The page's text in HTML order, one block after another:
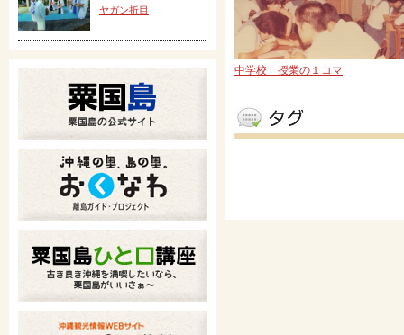
中学校 授業の１コマ
ヤガン折目